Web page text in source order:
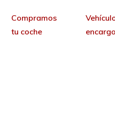
Compramos
tu coche
encargo